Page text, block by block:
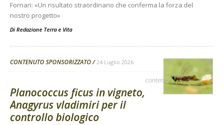
Fornari: «Un risultato straordinario che conferma la forza del
nostro progetto»
Di Redazione Terra e Vita
CONTENUTO SPONSORIZZATO 24 Luglio 2026
contenuto sponsorizzato
Planococcus ficus in vigneto,
Anagyrus vladimiri per il
controllo biologico